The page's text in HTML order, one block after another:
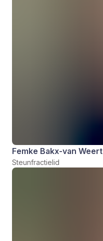
Femke Bakx-van Weert
Steunfractielid